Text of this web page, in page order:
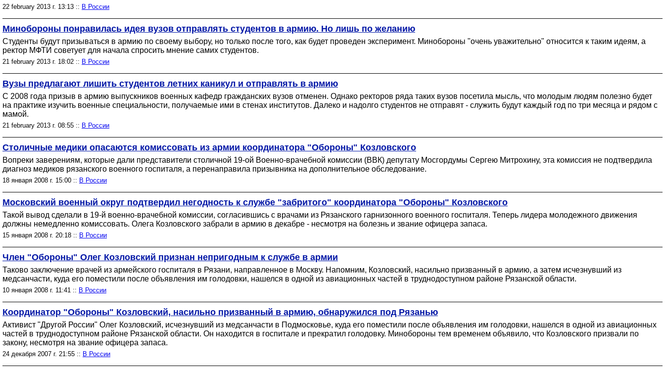
22 february 2013 г. 13:13 :: В России
Минобороны понравилась идея вузов отправлять студентов в армию. Но лишь по желанию
Студенты будут призываться в армию по своему выбору, но только после того, как будет проведен эксперимент. Минобороны "очень уважительно" относится к таким идеям, а
ректор МФТИ советует для начала спросить мнение самих студентов.
21 february 2013 г. 18:02 :: В России
Вузы предлагают лишить студентов летних каникул и отправлять в армию
С 2008 года призыв в армию выпускников военных кафедр гражданских вузов отменен. Однако ректоров ряда таких вузов посетила мысль, что молодым людям полезно будет
на практике изучить военные специальности, получаемые ими в стенах институтов. Далеко и надолго студентов не отправят - служить будут каждый год по три месяца и рядом с
мамой.
21 february 2013 г. 08:55 :: В России
Столичные медики опасаются комиссовать из армии координатора "Обороны" Козловского
Вопреки заверениям, которые дали представители столичной 19-ой Военно-врачебной комиссии (ВВК) депутату Мосгордумы Сергею Митрохину, эта комиссия не подтвердила
диагноз медиков рязанского военного госпиталя, а перенаправила призывника на дополнительное обследование.
18 января 2008 г. 15:00 :: В России
Московский военный округ подтвердил негодность к службе "забритого" координатора "Обороны" Козловского
Такой вывод сделали в 19-й военно-врачебной комиссии, согласившись с врачами из Рязанского гарнизонного военного госпиталя. Теперь лидера молодежного движения
должны немедленно комиссовать. Олега Козловского забрали в армию в декабре - несмотря на болезнь и звание офицера запаса.
15 января 2008 г. 20:18 :: В России
Член "Обороны" Олег Козловский признан непригодным к службе в армии
Таково заключение врачей из армейского госпиталя в Рязани, направленное в Москву. Напомним, Козловский, насильно призванный в армию, а затем исчезнувший из
медсанчасти, куда его поместили после объявления им голодовки, нашелся в одной из авиационных частей в труднодоступном районе Рязанской области.
10 января 2008 г. 11:41 :: В России
Координатор "Обороны" Козловский, насильно призванный в армию, обнаружился под Рязанью
Активист "Другой России" Олег Козловский, исчезнувший из медсанчасти в Подмосковье, куда его поместили после объявления им голодовки, нашелся в одной из авиационных
частей в труднодоступном районе Рязанской области. Он находится в госпитале и прекратил голодовку. Минобороны тем временем объявило, что Козловского призвали по
закону, несмотря на звание офицера запаса.
24 декабря 2007 г. 21:55 :: В России